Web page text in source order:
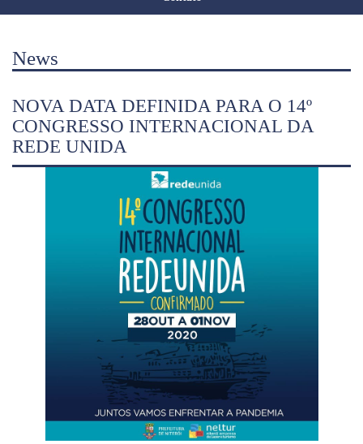
News
NOVA DATA DEFINIDA PARA O 14º
CONGRESSO INTERNACIONAL DA
REDE UNIDA